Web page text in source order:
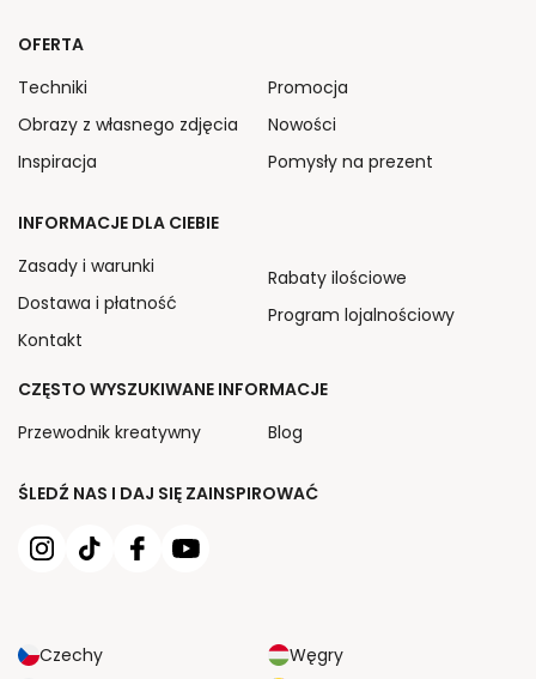
ŚLEDŹ NAS I DAJ SIĘ ZAINSPIROWAĆ
Czechy
Węgry
OFERTA
Techniki
Obrazy z własnego zdjęcia
Inspiracja
Promocja
Nowości
Pomysły na prezent
INFORMACJE DLA CIEBIE
Zasady i warunki
Dostawa i płatność
Kontakt
Rabaty ilościowe
Program lojalnościowy
CZĘSTO WYSZUKIWANE INFORMACJE
Przewodnik kreatywny
Blog